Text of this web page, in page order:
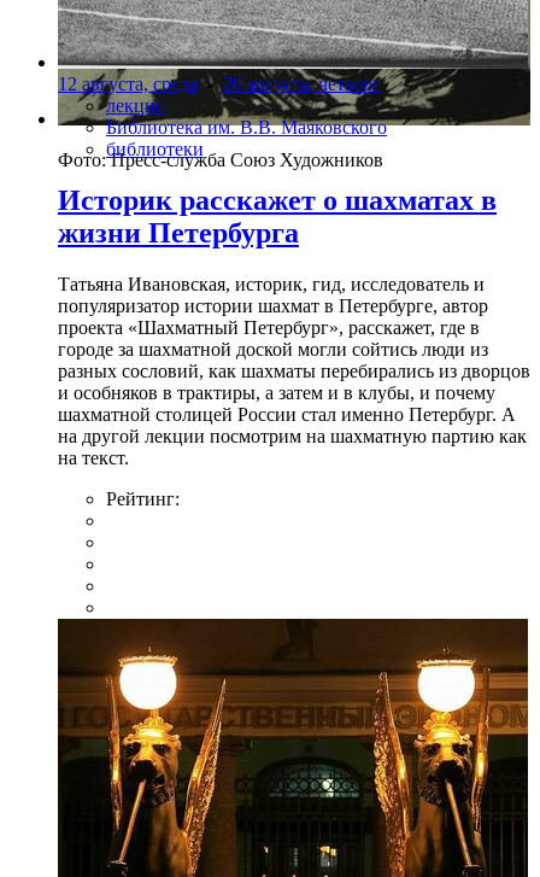
Фото: Пресс-служба Союз Художников
12 августа, среда -20 августа, четверг
лекции
Библиотека им. В.В. Маяковского
библиотеки
Историк расскажет о шахматах в
жизни Петербурга
Татьяна Ивановская, историк, гид, исследователь и
популяризатор истории шахмат в Петербурге, автор
проекта «Шахматный Петербург», расскажет, где в
городе за шахматной доской могли сойтись люди из
разных сословий, как шахматы перебирались из дворцов
и особняков в трактиры, а затем и в клубы, и почему
шахматной столицей России стал именно Петербург. А
на другой лекции посмотрим на шахматную партию как
на текст.
Рейтинг: